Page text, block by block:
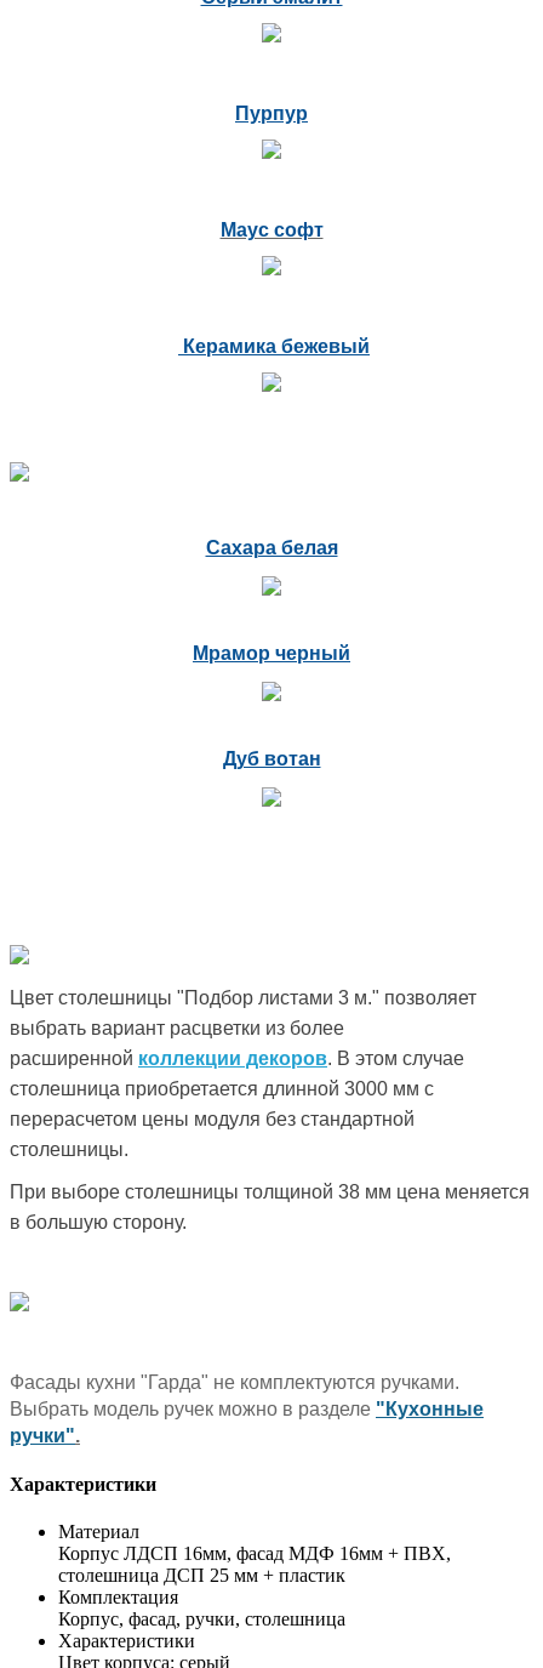
Пурпур
Маус софт
Керамика бежевый
Сахара белая
Мрамор черный
Дуб вотан
Цвет столешницы "Подбор листами 3 м." позволяет
выбрать вариант расцветки из более
расширенной коллекции декоров. В этом случае
столешница приобретается длинной 3000 мм с
перерасчетом цены модуля без стандартной
столешницы.
При выборе столешницы толщиной 38 мм цена меняется
в большую сторону.
Фасады кухни "Гарда" не комплектуются ручками.
Выбрать модель ручек можно в разделе "Кухонные
ручки".
Характеристики
Материал
Корпус ЛДСП 16мм, фасад МДФ 16мм + ПВХ,
столешница ДСП 25 мм + пластик
Комплектация
Корпус, фасад, ручки, столешница
Характеристики
Цвет корпуса: серый